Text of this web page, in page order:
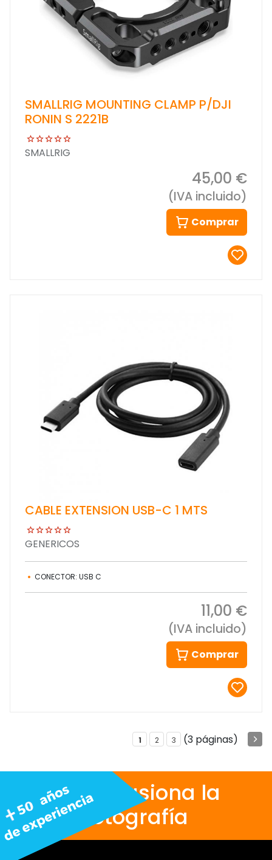
SMALLRIG MOUNTING CLAMP P/DJI
RONIN S 2221B
SMALLRIG
45,00 €
(IVA incluido)
Comprar
CABLE EXTENSION USB-C 1 MTS
GENERICOS
CONECTOR: USB C
11,00 €
(IVA incluido)
Comprar
1 2 3 (3 páginas)
Nos apasiona la
fotografía